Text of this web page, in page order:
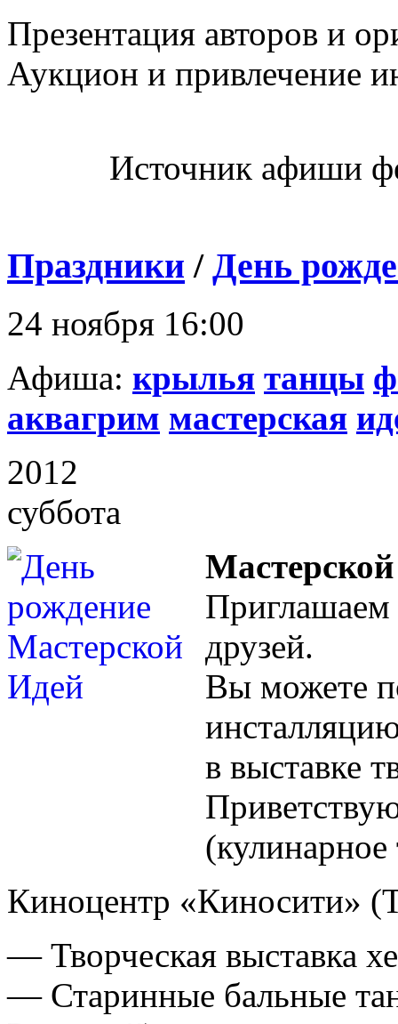
Презентация авторов и
Аукцион и привлечение
Источник афиши
Праздники / День
24 ноября 16:00
Афиша: крылья танцы
аквагрим мастерская
2012
суббота
Приглашаем
друзей.
Вы можете
в выставке
Киноцентр «Киносити»
— Творческая выставка
— Старинные бальные